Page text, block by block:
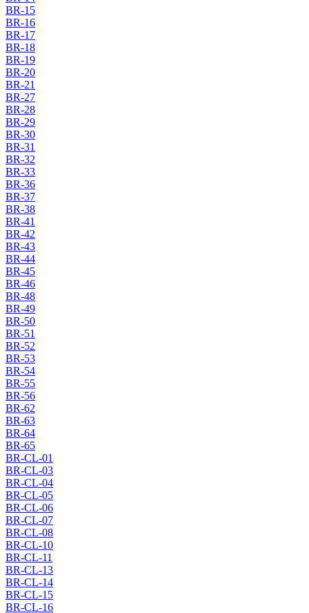
BR-15
BR-16
BR-17
BR-18
BR-19
BR-20
BR-21
BR-27
BR-28
BR-29
BR-30
BR-31
BR-32
BR-33
BR-36
BR-37
BR-38
BR-41
BR-42
BR-43
BR-44
BR-45
BR-46
BR-48
BR-49
BR-50
BR-51
BR-52
BR-53
BR-54
BR-55
BR-56
BR-62
BR-63
BR-64
BR-65
BR-CL-01
BR-CL-03
BR-CL-04
BR-CL-05
BR-CL-06
BR-CL-07
BR-CL-08
BR-CL-10
BR-CL-11
BR-CL-13
BR-CL-14
BR-CL-15
BR-CL-16